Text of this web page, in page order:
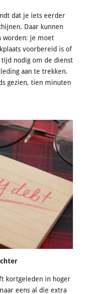
dat je iets eerder
Daar kunnen
worden: je moet
voorbereid is of
tijd nodig om de dienst
aan te trekken.
gezien, tien minuten
kortgeleden in hoger
eens al die extra